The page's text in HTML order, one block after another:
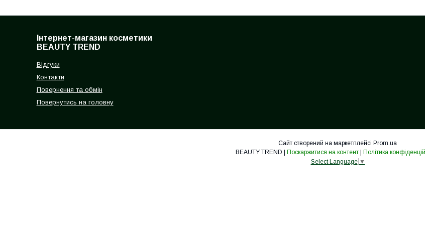
Інтернет-магазин косметики
BEAUTY TREND
Відгуки
Контакти
Повернення та обмін
Повернутись на головну
Сайт створений на маркетплейсі Prom.ua
Поскаржитися на контент
Політика
Select Language ▼